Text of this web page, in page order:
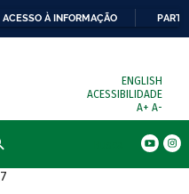
ACESSO À INFORMAÇÃO
ENGLISH
ACESSIBILIDADE
A+ A-